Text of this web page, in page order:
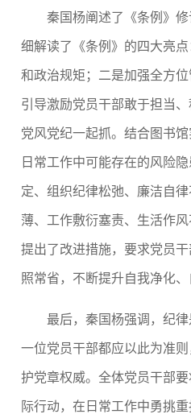
秦国杨阐述了《条例》
细解读了《条例》的四大亮
和政治规矩；二是加强全方
引导激励党员干部敢于担当
党风党纪一起抓。结合图书
日常工作中可能存在的风险
定、组织纪律松弛、廉洁自
薄、工作敷衍塞责、生活作
提出了改进措施，要求党员
照常省，不断提升自我净化、
最后，秦国杨强调，纪
一位党员干部都应以此为准
护党章权威。全体党员干部
际行动，在日常工作中勇挑